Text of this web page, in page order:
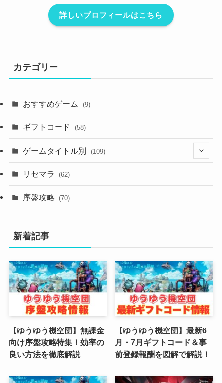
詳しいプロフィールはこちら
カテゴリー
おすすめゲーム (9)
ギフトコード (58)
ゲームタイトル別 (109)
(2)
(2)
(4)
リセマラ (62)
序盤攻略 (70)
新着記事
【ゆうゆう機空団】無課金
向け序盤攻略特集！効率の
良い方法を徹底解説
【ゆうゆう機空団】最新6
月・7月ギフトコード＆事
前登録報酬を図解で解説！